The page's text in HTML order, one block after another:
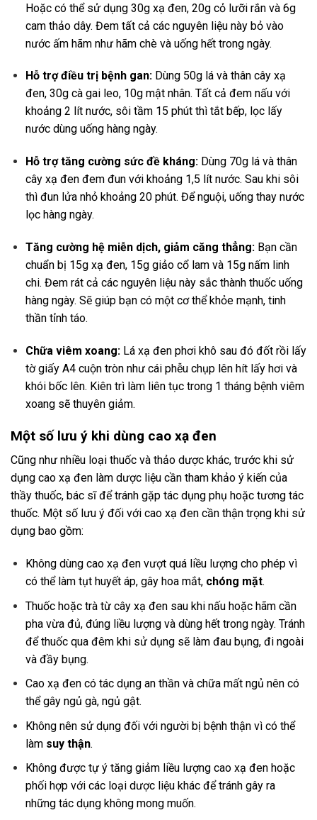
Hoặc có thể sử dụng 30g xạ đen, 20g cỏ lưỡi rắn và 6g
cam thảo dây. Đem tất cả các nguyên liệu này bỏ vào
nước ấm hãm như hãm chè và uống hết trong ngày.
Hỗ trợ điều trị bệnh gan: Dùng 50g lá và thân cây xạ
đen, 30g cà gai leo, 10g mật nhân. Tất cả đem nấu với
khoảng 2 lít nước, sôi tầm 15 phút thì tắt bếp, lọc lấy
nước dùng uống hàng ngày.
Hỗ trợ tăng cường sức đề kháng: Dùng 70g lá và thân
cây xạ đen đem đun với khoảng 1,5 lít nước. Sau khi sôi
thì đun lửa nhỏ khoảng 20 phút. Để nguội, uống thay nước
lọc hàng ngày.
Tăng cường hệ miễn dịch, giảm căng thẳng:Bạn cần
chuẩn bị 15g xạ đen, 15g giảo cổ lam và 15g nấm linh
chi. Đem rát cả các nguyên liệu này sắc thành thuốc uống
hàng ngày. Sẽ giúp bạn có một cơ thể khỏe mạnh, tinh
thần tỉnh táo.
Chữa viêm xoang:Lá xạ đen phơi khô sau đó đốt rồi lấy
tờ giấy A4 cuộn tròn như cái phễu chụp lên hít lấy hơi và
khói bốc lên. Kiên trì làm liên tục trong 1 tháng bệnh viêm
xoang sẽ thuyên giảm.
Một số lưu ý khi dùng cao xạ đen
Cũng như nhiều loại thuốc và thảo dược khác, trước khi sử
dụng cao xạ đen làm dược liệu cần tham khảo ý kiến của
thầy thuốc, bác sĩ để tránh gặp tác dụng phụ hoặc tương tác
thuốc. Một số lưu ý đối với cao xạ đen cần thận trọng khi sử
dụng bao gồm:
Không dùng cao xạ đen vượt quá liều lượng cho phép vì
có thể làm tụt huyết áp, gây hoa mắt, chóng mặt.
Thuốc hoặc trà từ cây xạ đen sau khi nấu hoặc hãm cần
pha vừa đủ, đúng liều lượng và dùng hết trong ngày. Tránh
để thuốc qua đêm khi sử dụng sẽ làm đau bụng, đi ngoài
và đầy bụng.
Cao xạ đen có tác dụng an thần và chữa mất ngủ nên có
thể gây ngủ gà, ngủ gật.
Không nên sử dụng đối với người bị bệnh thận vì có thể
làm suy thận.
Không được tự ý tăng giảm liều lượng cao xạ đen hoặc
phối hợp với các loại dược liệu khác để tránh gây ra
những tác dụng không mong muốn.